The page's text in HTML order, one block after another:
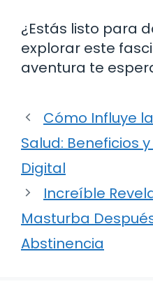
¿Estás listo para
explorar este
aventura te
Cómo Influye
Salud: Beneficios
Digital
Increíble
Masturba
Abstinencia